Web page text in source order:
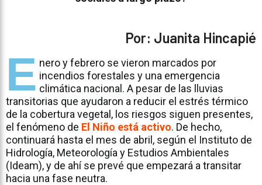
Por: Juanita Hincapié
E nero y febrero se vieron marcados por
incendios forestales y una emergencia
climática nacional. A pesar de las lluvias
transitorias que ayudaron a reducir el estrés térmico
de la cobertura vegetal, los riesgos siguen presentes,
el fenómeno de El Niño está activo. De hecho,
continuará hasta el mes de abril, según el Instituto de
Hidrología, Meteorología y Estudios Ambientales
(Ideam), y de ahí se prevé que empezará a transitar
hacia una fase neutra.